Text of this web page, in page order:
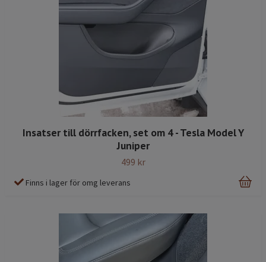
Insatser till dörrfacken, set om 4 - Tesla Model Y
Juniper
499 kr
Finns i lager för omg leverans